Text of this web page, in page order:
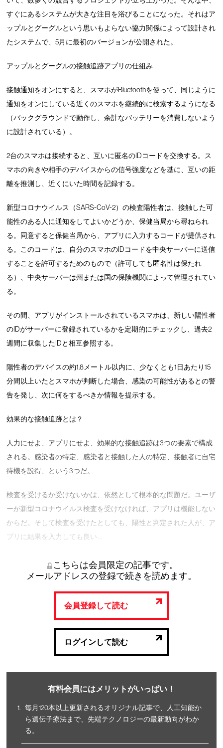
すぐにあるシステムが大きな注目を浴びることになった。それはア
ップルとグーグルという思いもよらない協力関係によって設計され
たシステムで、5月に最初のバージョンが公開された。
アップルとグーグルの接触追跡アプリの仕組み
接触通知をオンにすると、スマホがBluetoothを使って、同じように
通知をオンにしている近くのスマホを継続的に検索するようになる
（バックグラウンドで動作し、余計なバッテリーを消費しないよう
に設計されている）。
2台のスマホは接続すると、互いに匿名のIDコードを交換する。ス
マホの向きや相手のデバイスからの信号強度などを基に、互いの距
離を推測し、近くにいた時間を記録する。
新型コロナウイルス（SARS-CoV-2）の検査陽性者は、接触した可
能性のある人に通知をしてよいかどうか、保健当局から尋ねられ
る。同意すると保健当局から、アプリに入力するコードが提供され
る。このコードは、自分のスマホのIDコードを中央サーバーに送信
することを許可するためのもので（許可しても匿名性は保たれ
る）、中央サーバーは州または国の保険機関によって管理されてい
る。
その間、アプリがインストールされているスマホは、新しい陽性者
のIDがサーバーに登録されているかを定期的にチェックし、過去2
週間に収集したIDと相互参照する。
陽性者のデバイスの約1.8メートル以内に、少なくとも1日あたり15
分間以上いたとスマホが判断した場合、感染の可能性があるとの警
告を発し、次に何をするべきか情報を提示する。
効果的な接触追跡とは？
人力にせよ、アプリにせよ、効果的な接触追跡は3つの要素で構成
される。感染者の特定、感染者と接触した人の特定、接触者に自宅
待機を説得、という3つだ。
検査を受けるか受けないかは、依然として根本的な問題だ。ユーザ
ーが新型コロナウイルス検査を受けなければ、アプリは機能しない
からだ。そして検査を受けたとしても、陽性と判定された人が、ア
プリに結果を入力しても良い …
こちらは会員限定の記事です。
メールアドレスの登録で続きを読めます。
会員登録して読む
ログインして読む
有料会員にはメリットがいっぱい！
毎月120本以上更新されるオリジナル記事で、人工知能か
ら遺伝子療法まで、先端テクノロジーの最新動向がわか
る。